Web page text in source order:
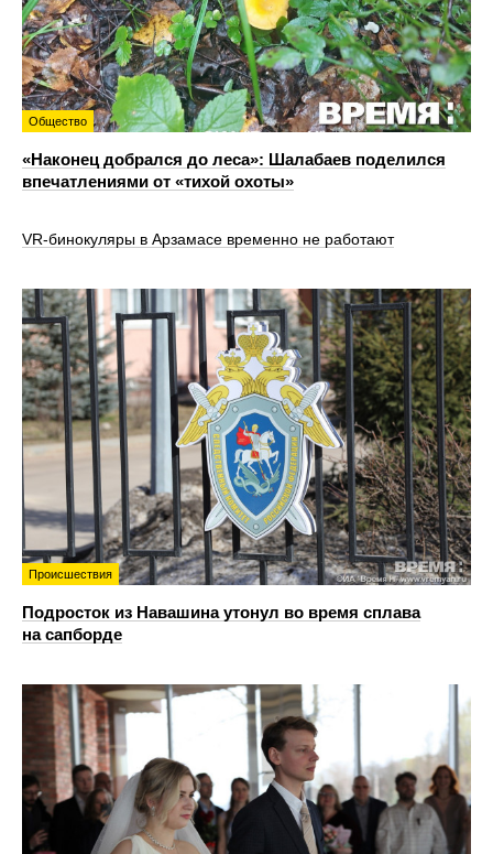
Общество
«Наконец добрался до леса»: Шалабаев поделился
впечатлениями от «тихой охоты»
VR‑бинокуляры в Арзамасе временно не работают
Происшествия
Подросток из Навашина утонул во время сплава
на сапборде